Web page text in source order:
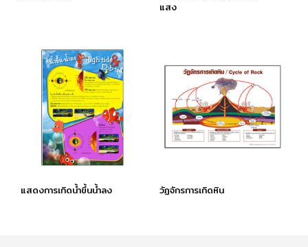
แสง
แสดงการเกิดนํ้าขึ้นนํ้าลง วัฏจักรการเกิดหิน